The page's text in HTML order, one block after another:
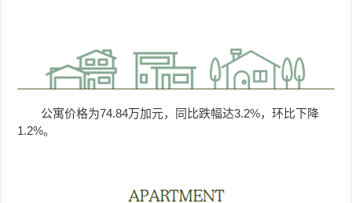
公寓价格为74.84万加元，同比跌幅达3.2%，环比下降
1.2%。